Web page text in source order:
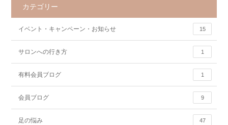
カテゴリー
イベント・キャンペーン・お知らせ 15
サロンへの行き方 1
有料会員ブログ 1
会員ブログ 9
足の悩み 47